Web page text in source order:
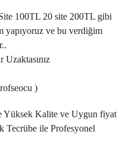
100TL 20 site 200TL gibi
yapıyoruz ve bu verdiğim
)
Yüksek Kalite ve Uygun fiyat
ile Profesyonel